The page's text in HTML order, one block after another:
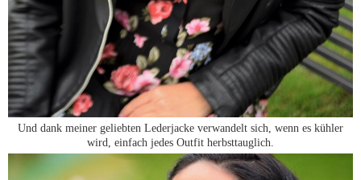
Und dank meiner geliebten Lederjacke verwandelt sich, wenn es kühler
wird, einfach jedes Outfit herbsttauglich.